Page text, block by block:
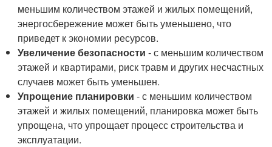
меньшим количеством этажей и жилых помещений,
энергосбережение может быть уменьшено, что
приведет к экономии ресурсов.
Увеличение безопасности - с меньшим количеством
этажей и квартирами, риск травм и других несчастных
случаев может быть уменьшен.
Упрощение планировки - с меньшим количеством
этажей и жилых помещений, планировка может быть
упрощена, что упрощает процесс строительства и
эксплуатации.